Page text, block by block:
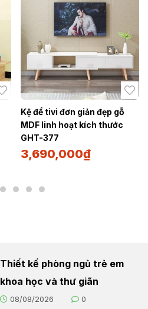
Kệ để tivi đơn giản đẹp gỗ
MDF linh hoạt kích thước
GHT-377
3,690,000₫
Thiết kế phòng ngủ trẻ em
khoa học và thư giãn
08/08/2026 0